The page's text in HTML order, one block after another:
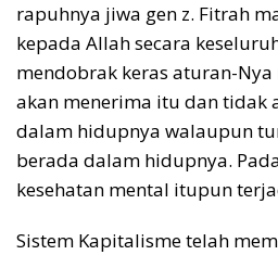
rapuhnya jiwa gen z. Fitrah
kepada Allah secara
mendobrak keras aturan-
akan menerima itu dan tidak
dalam hidupnya walaupun
berada dalam hidupnya.
kesehatan mental itupun
Sistem Kapitalisme telah